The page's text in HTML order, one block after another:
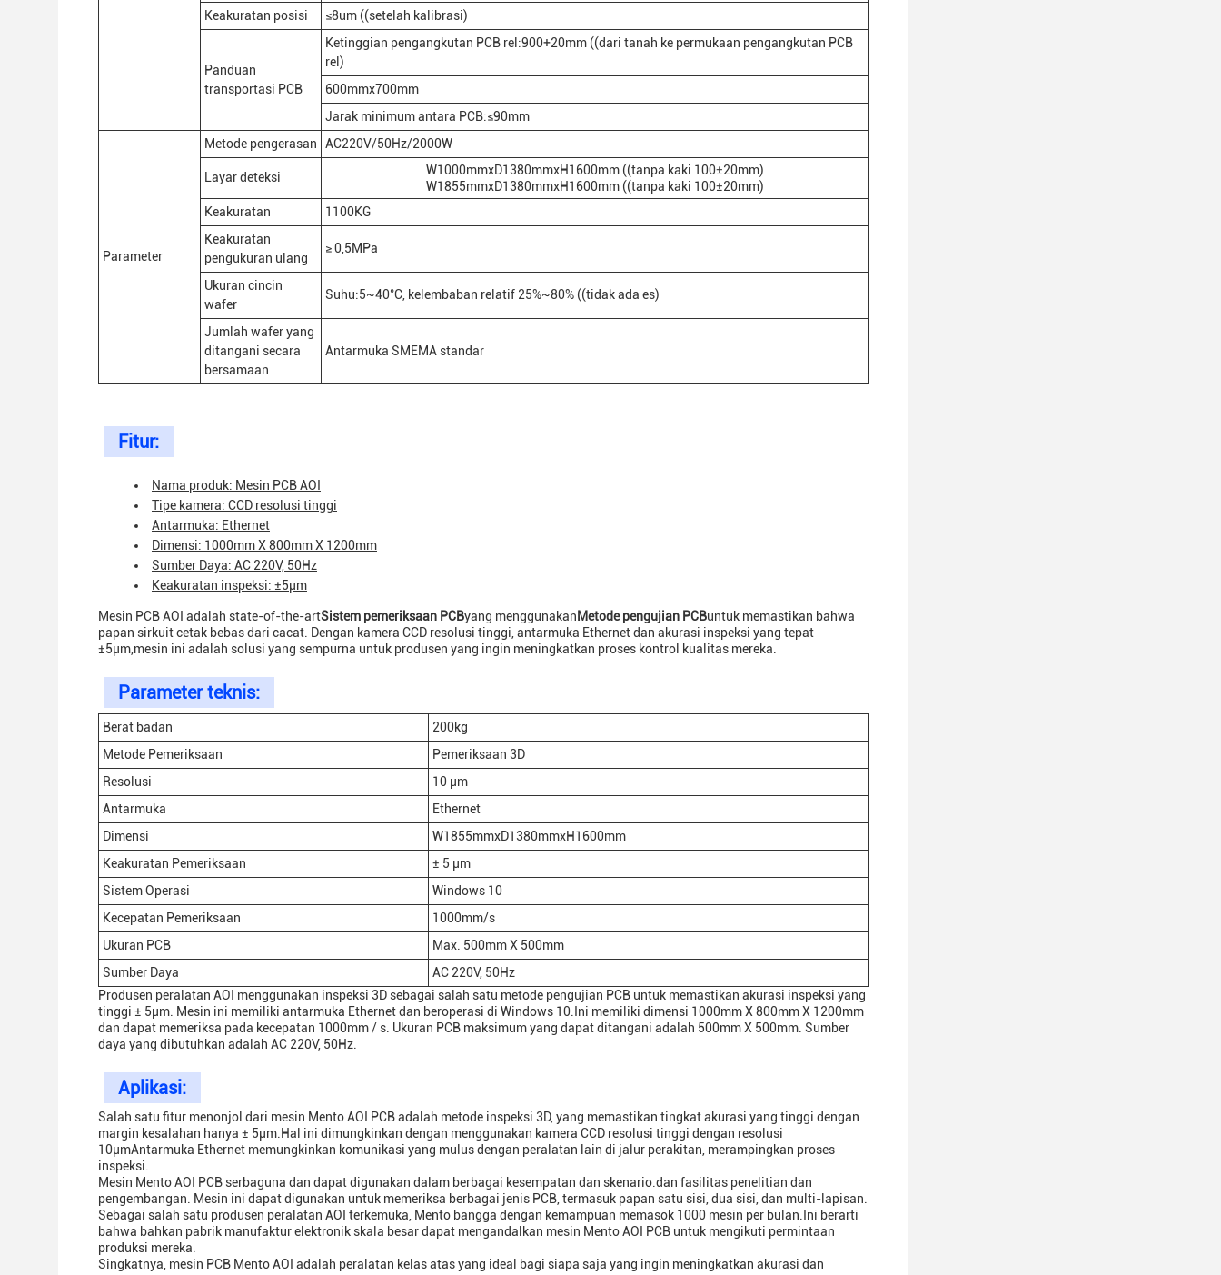
Keakuratan posisi ≤8um ((setelah kalibrasi)
Panduan
transportasi PCB
Ketinggian pengangkutan PCB rel:900+20mm ((dari tanah ke permukaan pengangkutan PCB
rel)
600mmx700mm
Jarak minimum antara PCB:≤90mm
Parameter
Metode pengerasan AC220V/50Hz/2000W
Layar deteksi
W1000mmxD1380mmxH1600mm ((tanpa kaki 100±20mm)
W1855mmxD1380mmxH1600mm ((tanpa kaki 100±20mm)
Keakuratan
1100KG
Keakuratan
pengukuran ulang
≥ 0,5MPa
Ukuran cincin
wafer
Suhu:5~40°C, kelembaban relatif 25%~80% ((tidak ada es)
Jumlah wafer yang
ditangani secara
bersamaan
Antarmuka SMEMA standar
Fitur:
Nama produk: Mesin PCB AOI
Tipe kamera: CCD resolusi tinggi
Antarmuka: Ethernet
Dimensi: 1000mm X 800mm X 1200mm
Sumber Daya: AC 220V, 50Hz
Keakuratan inspeksi: ±5μm
Mesin PCB AOI adalah state-of-the-artSistem pemeriksaan PCByang menggunakanMetode pengujian PCBuntuk memastikan bahwa
papan sirkuit cetak bebas dari cacat. Dengan kamera CCD resolusi tinggi, antarmuka Ethernet dan akurasi inspeksi yang tepat
±5μm,mesin ini adalah solusi yang sempurna untuk produsen yang ingin meningkatkan proses kontrol kualitas mereka.
Parameter teknis:
Berat badan
200kg
Metode Pemeriksaan
Pemeriksaan 3D
Resolusi
10 μm
Antarmuka
Ethernet
Dimensi
W1855mmxD1380mmxH1600mm
Keakuratan Pemeriksaan
± 5 μm
Sistem Operasi
Windows 10
Kecepatan Pemeriksaan
1000mm/s
Ukuran PCB
Max. 500mm X 500mm
Sumber Daya
AC 220V, 50Hz
Produsen peralatan AOI menggunakan inspeksi 3D sebagai salah satu metode pengujian PCB untuk memastikan akurasi inspeksi yang
tinggi ± 5μm. Mesin ini memiliki antarmuka Ethernet dan beroperasi di Windows 10.Ini memiliki dimensi 1000mm X 800mm X 1200mm
dan dapat memeriksa pada kecepatan 1000mm / s. Ukuran PCB maksimum yang dapat ditangani adalah 500mm X 500mm. Sumber
daya yang dibutuhkan adalah AC 220V, 50Hz.
Aplikasi:
Salah satu fitur menonjol dari mesin Mento AOI PCB adalah metode inspeksi 3D, yang memastikan tingkat akurasi yang tinggi dengan
margin kesalahan hanya ± 5μm.Hal ini dimungkinkan dengan menggunakan kamera CCD resolusi tinggi dengan resolusi
10μmAntarmuka Ethernet memungkinkan komunikasi yang mulus dengan peralatan lain di jalur perakitan, merampingkan proses
inspeksi.
Mesin Mento AOI PCB serbaguna dan dapat digunakan dalam berbagai kesempatan dan skenario.dan fasilitas penelitian dan
pengembangan. Mesin ini dapat digunakan untuk memeriksa berbagai jenis PCB, termasuk papan satu sisi, dua sisi, dan multi-lapisan.
Sebagai salah satu produsen peralatan AOI terkemuka, Mento bangga dengan kemampuan memasok 1000 mesin per bulan.Ini berarti
bahwa bahkan pabrik manufaktur elektronik skala besar dapat mengandalkan mesin Mento AOI PCB untuk mengikuti permintaan
produksi mereka.
Singkatnya, mesin PCB Mento AOI adalah peralatan kelas atas yang ideal bagi siapa saja yang ingin meningkatkan akurasi dan